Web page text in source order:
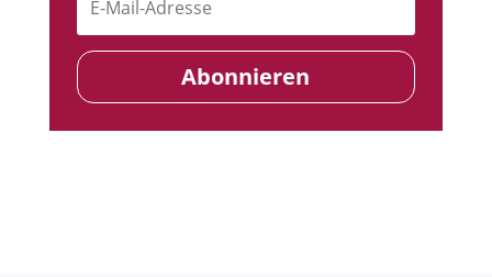
Abonnieren